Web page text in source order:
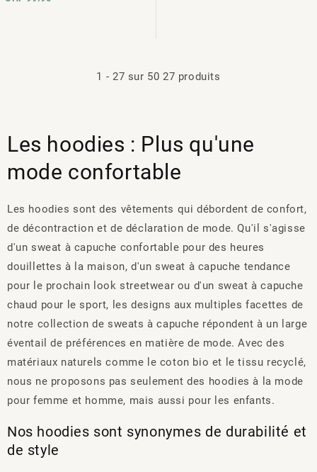
1 - 27 sur 50 27 produits
Les hoodies : Plus qu'une
mode confortable
Les hoodies sont des vêtements qui débordent de confort,
de décontraction et de déclaration de mode. Qu'il s'agisse
d'un sweat à capuche confortable pour des heures
douillettes à la maison, d'un sweat à capuche tendance
pour le prochain look streetwear ou d'un sweat à capuche
chaud pour le sport, les designs aux multiples facettes de
notre collection de sweats à capuche répondent à un large
éventail de préférences en matière de mode. Avec des
matériaux naturels comme le coton bio et le tissu recyclé,
nous ne proposons pas seulement des hoodies à la mode
pour femme et homme, mais aussi pour les enfants.
Nos hoodies sont synonymes de durabilité et
de style